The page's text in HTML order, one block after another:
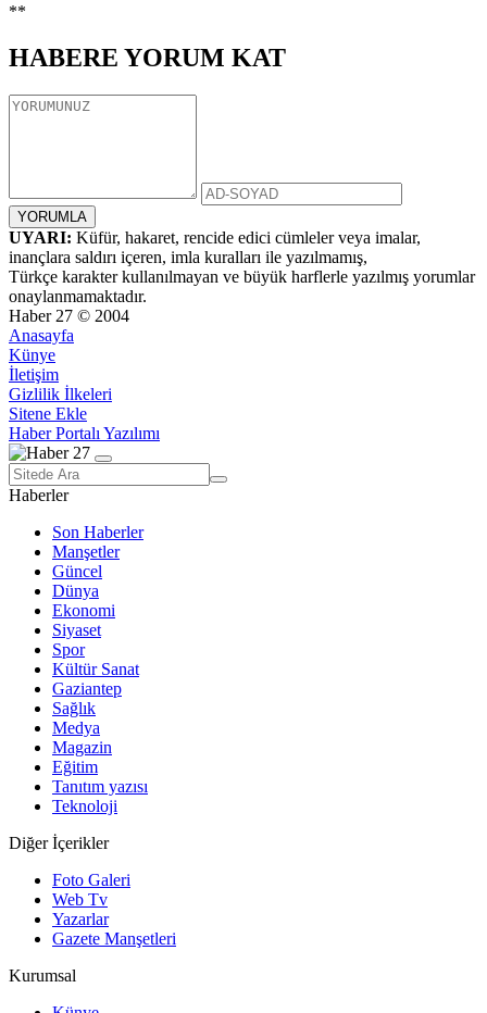
**
HABERE YORUM KAT
UYARI: Küfür, hakaret, rencide edici cümleler veya imalar,
inançlara saldırı içeren, imla kuralları ile yazılmamış,
Türkçe karakter kullanılmayan ve büyük harflerle yazılmış yorumlar
onaylanmamaktadır.
Haber 27 © 2004
Anasayfa
Künye
İletişim
Gizlilik İlkeleri
Sitene Ekle
Haber Portalı Yazılımı
Haberler
Son Haberler
Manşetler
Güncel
Dünya
Ekonomi
Siyaset
Spor
Kültür Sanat
Gaziantep
Sağlık
Medya
Magazin
Eğitim
Tanıtım yazısı
Teknoloji
Diğer İçerikler
Foto Galeri
Web Tv
Yazarlar
Gazete Manşetleri
Kurumsal